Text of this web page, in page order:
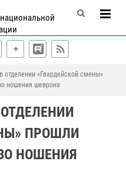
«Гвардейской смены»
ношения шеврона
ПРОШЛИ
НОШЕНИЯ